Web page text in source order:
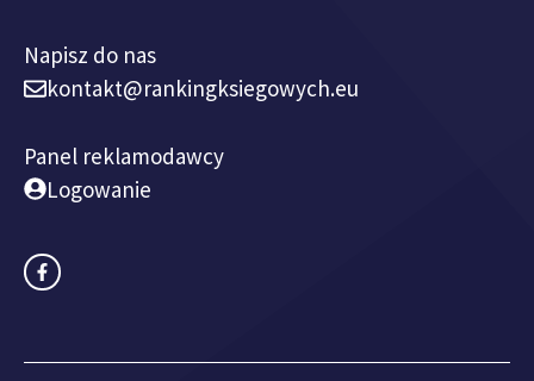
Napisz do nas
kontakt@rankingksiegowych.eu
Panel reklamodawcy
Logowanie